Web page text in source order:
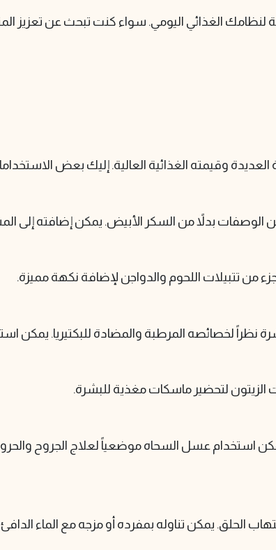
الغذائي اليومي. سواء كنت تبحث عن تعزيز
وقيمته الغذائية العالية. إليك بعض
بدلاً من السكر الأبيض. يمكن إضافته إلى
تتبيلات اللحوم والدواجن لإضافة نكهة مميزة.
نظراً لخصائصه المرطبة والمضادة للبكتيريا. يمكن
الزيتون لتحضير ماسكات مغذية للبشرة.
استخدام عسل السحاه موضعياً لعلاج الجروح
الحلق. يمكن تناوله بمفرده أو مزجه مع الماء